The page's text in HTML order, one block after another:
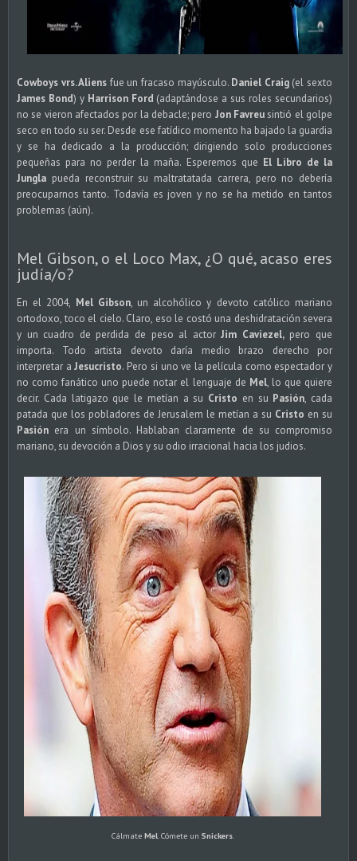
Cowboys vrs. Aliens fue un fracaso mayúsculo. Daniel Craig(el sexto
James Bond) y Harrison Ford (adaptándose a sus roles secundarios)
no se vieron afectados por la debacle; pero Jon Favreu sintió el golpe
seco en todo su ser. Desde ese fatídico momento ha bajado la guardia
y se ha dedicado a la producción; dirigiendo solo producciones
pequeñas para no perder la maña. Esperemos que El Libro de la
Jungla pueda reconstruir su maltratatada carrera, pero no debería
preocuparnos tanto. Todavía es joven y no se ha metido en tantos
problemas (aún).
Mel Gibson, o el Loco Max, ¿O qué, acaso eres
judía/o?
En el 2004, Mel Gibson, un alcohólico y devoto católico mariano
ortodoxo, toco el cielo. Claro, eso le costó una deshidratación severa
y un cuadro de perdida de peso al actorJim Caviezel,pero que
importa. Todo artista devoto daría medio brazo derecho por
interpretar aJesucristo. Pero si uno ve la película como espectador y
no como fanático uno puede notar el lenguaje de Mel, lo que quiere
decir. Cada latigazo que le metían a su Cristo en su Pasión, cada
patada que los pobladores de Jerusalem le metían a su Cristo en su
Pasión era un símbolo. Hablaban claramente de su compromiso
mariano, su devoción a Dios y su odio irracional hacia los judios.
Cálmate Mel. Cómete un Snickers.